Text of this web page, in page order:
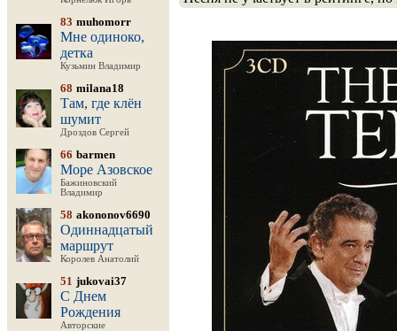
83 muhomorr
Мне одиноко,
детка
Кузьмин Владимир
68 milana18
Там, где клён
шумит
Дроздов Сергей
66 barmen
Море Азовское
Бажиновский
Владимир
58 akononov6690
Одиннадцатый
маршрут
Королев Анатолий
51 jukovai37
С Днем
Рождения
Авторские